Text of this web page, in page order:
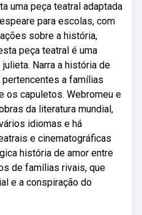
uma peça teatral adaptada
para escolas, com
sobre a história,
peça teatral é uma
Narra a história de
pertencentes a famílias
os capuletos. Webromeu e
da literatura mundial,
idiomas e há
e cinematográficas
história de amor entre
de famílias rivais, que
e a conspiração do